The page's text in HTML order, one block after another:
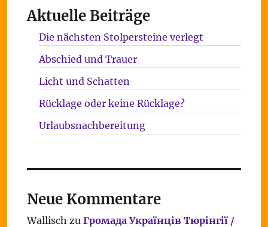
Aktuelle Beiträge
Die nächsten Stolpersteine verlegt
Abschied und Trauer
Licht und Schatten
Rücklage oder keine Rücklage?
Urlaubsnachbereitung
Neue Kommentare
Wallisch zu Громада Українців Тюрінгії /